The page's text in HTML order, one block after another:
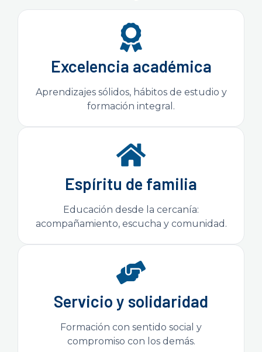
Excelencia académica
Aprendizajes sólidos, hábitos de estudio y
formación integral.
Espíritu de familia
Educación desde la cercanía:
acompañamiento, escucha y comunidad.
Servicio y solidaridad
Formación con sentido social y
compromiso con los demás.